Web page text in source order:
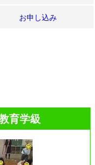
お申し込み
育学級